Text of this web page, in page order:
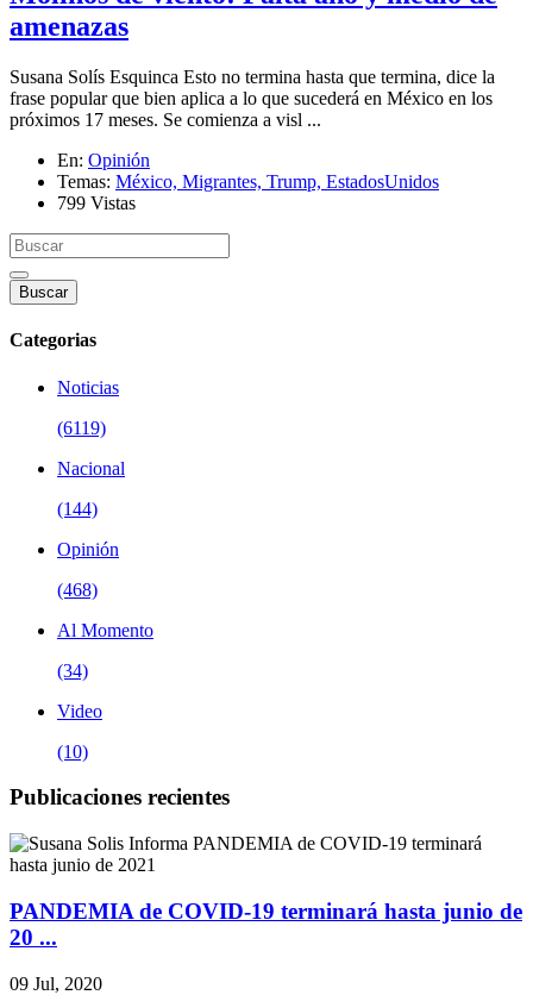
amenazas
Susana Solís Esquinca Esto no termina hasta que termina, dice la
frase popular que bien aplica a lo que sucederá en México en los
próximos 17 meses. Se comienza a visl ...
En: Opinión
Temas: México, Migrantes, Trump, EstadosUnidos
799 Vistas
Buscar
Categorias
Noticias
(6119)
Nacional
(144)
Opinión
(468)
Al Momento
(34)
Video
(10)
Publicaciones recientes
PANDEMIA de COVID-19 terminará hasta junio de
20 ...
09 Jul, 2020